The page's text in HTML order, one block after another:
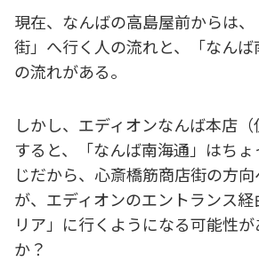
現在、なんばの高島屋前からは
街」へ行く人の流れと、「なん
の流れがある。
しかし、エディオンなんば本店
すると、「なんば南海通」はち
じだから、心斎橋筋商店街の方
が、エディオンのエントランス
リア」に行くようになる可能性
か？